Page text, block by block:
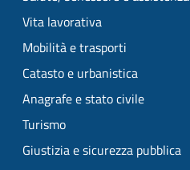
Vita lavorativa
Mobilità e trasporti
Catasto e urbanistica
Anagrafe e stato civile
Turismo
Giustizia e sicurezza pubblica